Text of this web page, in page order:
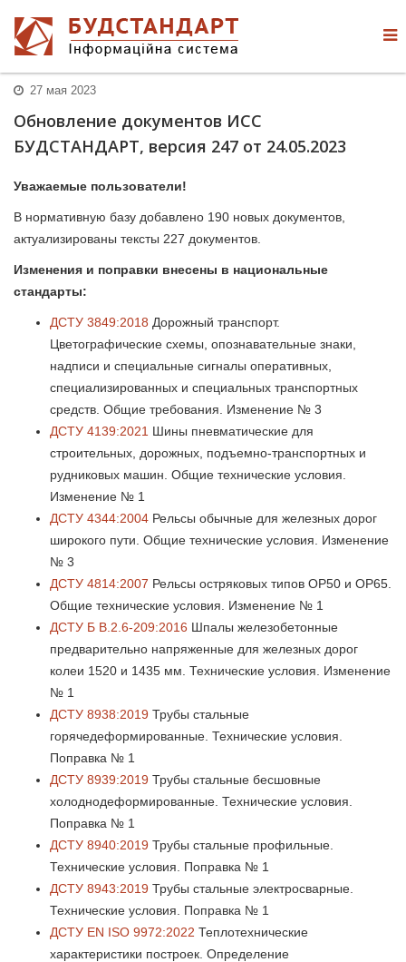
27 мая 2023
Обновление документов ИСС
БУДСТАНДАРТ, версия 247 от 24.05.2023
Уважаемые пользователи!
В нормативную базу добавлено 190 новых документов,
актуализированы тексты 227 документов.
Изменения и поправки внесены в национальные
стандарты:
ДСТУ 3849:2018 Дорожный транспорт.
Цветографические схемы, опознавательные знаки,
надписи и специальные сигналы оперативных,
специализированных и специальных транспортных
средств. Общие требования. Изменение № 3
ДСТУ 4139:2021 Шины пневматические для
строительных, дорожных, подъемно-транспортных и
рудниковых машин. Общие технические условия.
Изменение № 1
ДСТУ 4344:2004 Рельсы обычные для железных дорог
широкого пути. Общие технические условия. Изменение
№ 3
ДСТУ 4814:2007 Рельсы остряковых типов ОР50 и ОР65.
Общие технические условия. Изменение № 1
ДСТУ Б В.2.6-209:2016 Шпалы железобетонные
предварительно напряженные для железных дорог
колеи 1520 и 1435 мм. Технические условия. Изменение
№ 1
ДСТУ 8938:2019 Трубы стальные
горячедеформированные. Технические условия.
Поправка № 1
ДСТУ 8939:2019 Трубы стальные бесшовные
холоднодеформированные. Технические условия.
Поправка № 1
ДСТУ 8940:2019 Трубы стальные профильные.
Технические условия. Поправка № 1
ДСТУ 8943:2019 Трубы стальные электросварные.
Технические условия. Поправка № 1
ДСТУ EN ISO 9972:2022 Теплотехнические
характеристики построек. Определение